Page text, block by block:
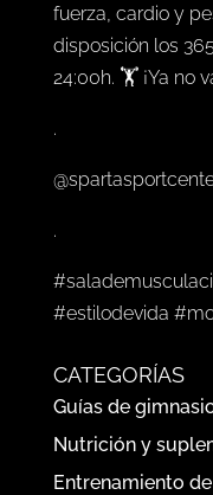
fuerza, cardio y
disposición los
24:00h. 🏋️ ¡Ya no
.
.
#estilodevida
CATEGORÍAS
Guías de
Nutrición y
Entrenamiento